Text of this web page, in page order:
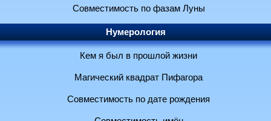
Совместимость по фазам Луны
Нумерология
Кем я был в прошлой жизни
Магический квадрат Пифагора
Совместимость по дате рождения